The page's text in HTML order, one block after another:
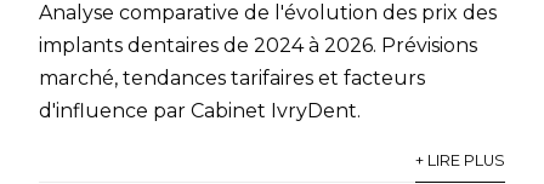
Analyse comparative de l'évolution des prix des
implants dentaires de 2024 à 2026. Prévisions
marché, tendances tarifaires et facteurs
d'influence par Cabinet IvryDent.
+ LIRE PLUS